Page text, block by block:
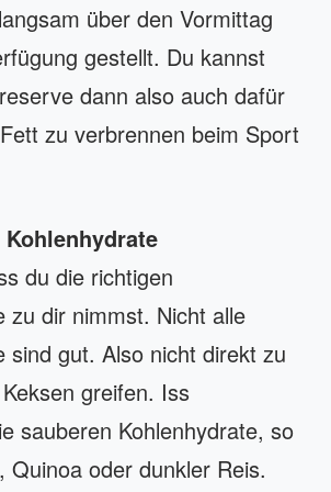
über den Vormittag
gestellt. Du kannst
dann also auch dafür
zu verbrennen beim Sport
du die richtigen
zu dir nimmst. Nicht alle
sind gut. Also nicht direkt zu
greifen. Iss
sauberen Kohlenhydrate, so
Quinoa oder dunkler Reis.